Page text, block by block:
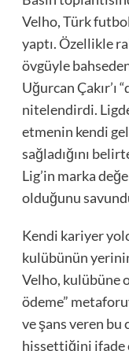
Velho, Türk
yaptı. Özellikle
övgüyle
Uğurcan Çakır’ı
nitelendirdi.
etmenin kendi
sağladığını
Lig’in marka
olduğunu
Kendi kariyer
kulübünün
Velho, kulübüne
ödeme”
ve şans veren bu
hissettiğini ifade